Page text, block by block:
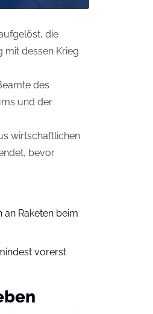
die
mit dessen Krieg
des
und der
wirtschaftlichen
bevor
Raketen beim
vorerst